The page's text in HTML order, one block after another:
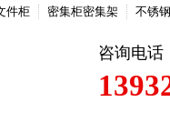
件柜 密集柜密集架 不锈
咨询电话